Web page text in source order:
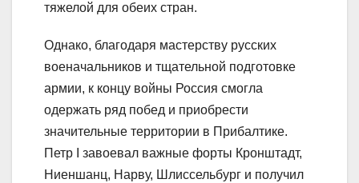
тяжелой для обеих стран.
Однако, благодаря мастерству русских
военачальников и тщательной подготовке
армии, к концу войны Россия смогла
одержать ряд побед и приобрести
значительные территории в Прибалтике.
Петр I завоевал важные форты Кронштадт,
Ниеншанц, Нарву, Шлиссельбург и получил